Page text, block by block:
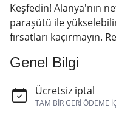
Keşfedin! Alanya'nın
paraşütü ile
fırsatları kaçırmayın.
Genel Bilgi
Ücretsiz iptal
TAM BIR GERI ÖDEME